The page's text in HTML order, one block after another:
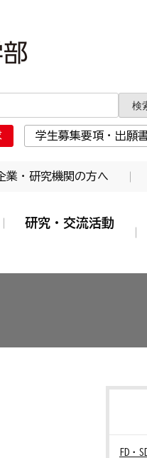
学生募集要項・出願
業・研究機関の方へ
研究・交流活動
FD・